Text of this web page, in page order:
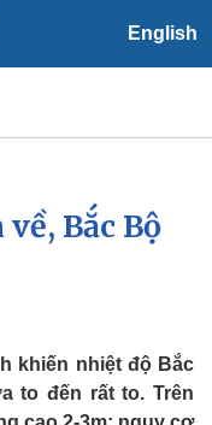
English
thời tiết
đảo
Bắc Bộ
khiến nhiệt độ Bắc
to đến rất to. Trên